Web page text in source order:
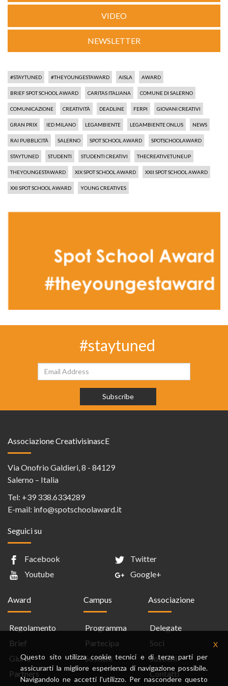
VIDEO
NEWSLETTER
#STAYTUNED #THEYOUNGESTAWARD AISLA AWARD
BRIEF SPOT SCHOOL AWARD CARITAS ITALIANA COMUNE DI SALERNO
COMUNICAZIONE CREATIVITÀ DEADLINE FERPI GIOVANI CREATIVI
GRAN PRIX IED MILANO LEGAMBIENTE LEGAMBIENTE ONLUS NEWS
RAI PUBBLICITÀ SALERNO SPOT SCHOOL AWARD SPOTSCHOOLAWARD
STAYTUNED STUDENTI STUDENTI CREATIVI THECREATIVETUNEUP
THEYOUNGESTAWARD XIX SPOT SCHOOL AWARD XXII SPOT SCHOOL AWARD
XXI SPOT SCHOOL AWARD YOUNG CREATIVES
#staytuned
Associazione CreativisinascE
Via Onofrio Galdieri, 8 - 84129
Salerno – Italia
Tel: +39 338.6334289
E-mail: info@spotschoolaward.it
Seguici su
Facebook
Twitter
Youtube
Google+
Award
Regolamento
Brief
Giuria
Partners
Campus
Programma
Partecipa
Sostieni
Associazione
Delegate
Soci
Sostieni
Contatti
Questo sito utilizza cookie tecnici e di terze parti per
assicurarti la migliore esperienza di navigazione possibile.
Navigandolo ne accetti l'utilizzo. Per nascondere questo
X